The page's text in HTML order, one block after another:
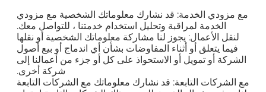
مع مزودي الخدمة: قد نشارك معلوماتك الشخصية مع مزودي
الخدمة لمراقبة وتحليل استخدام خدمتنا ، للتواصل معك.
لنقل الأعمال: يجوز لنا مشاركة معلوماتك الشخصية أو نقلها
فيما يتعلق أو أثناء المفاوضات بشأن أي اندماج أو بيع أصول
الشركة أو تمويل أو الاستحواذ على كل أو جزء من أعمالنا إلى
شركة أخرى.
مع الشركات التابعة: قد نشارك معلوماتك مع الشركات التابعة